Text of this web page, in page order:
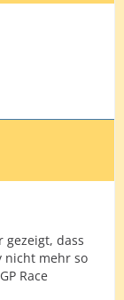
gezeigt, dass
nicht mehr so
Race